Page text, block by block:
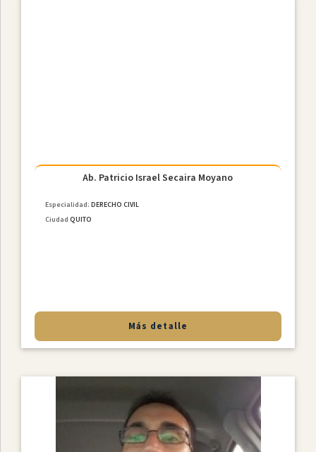
Ab. Patricio Israel Secaira Moyano
Especialidad:DERECHO CIVIL
Ciudad QUITO
Más detalle